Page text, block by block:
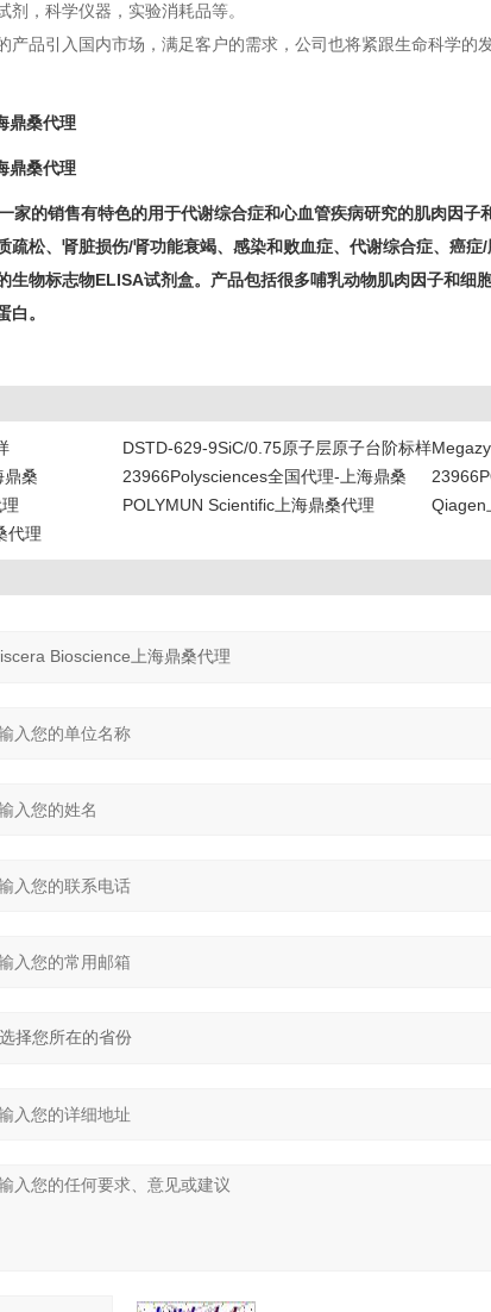
剂，科学仪器，实验消耗品等。
产品引入国内市场，满足客户的需求，公司也将紧跟生命科学的
鼎桑代理
鼎桑代理
的销售有特色的用于代谢综合症和心血管疾病研究的肌肉因子
疏松、肾脏损伤/肾功能衰竭、感染和败血症、代谢综合症、癌
生物标志物ELISA试剂盒。产品包括很多哺乳动物肌肉因子和细
白。
DSTD-629-9SiC/0.75原子层原子台阶标样
鼎桑
23966Polysciences全国代理-上海鼎桑
POLYMUN Scientific上海鼎桑代理
Qiagen
代理